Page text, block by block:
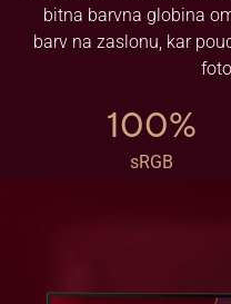
bitna barvna globina
barv na zaslonu, kar
100%
sRGB